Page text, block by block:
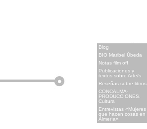
Blog
BIO Maribel Úbeda
Notas film off
Publicaciones y
textos sobre Arte/s
Reseñas sobre libros
CONCALMA-
PRODUCCIONES.
Cultura
Entrevistas «Mujeres
que hacen cosas en
Almería»